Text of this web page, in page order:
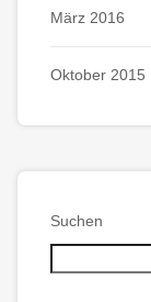
März 2016
Oktober 2015
Suchen